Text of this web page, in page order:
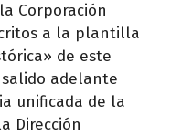
Corporación
a la plantilla
de este
adelante
unificada de la
Dirección